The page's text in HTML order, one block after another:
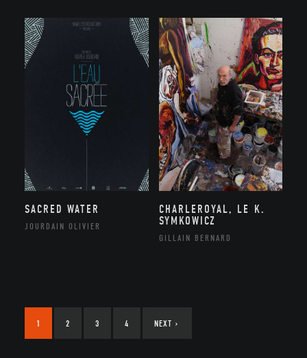
SACRED WATER
JOURDAIN OLIVIER
CHARLEROYAL, LE K.
SYMKOWICZ
GILLAIN BERNARD
1 2 3 4 NEXT ›